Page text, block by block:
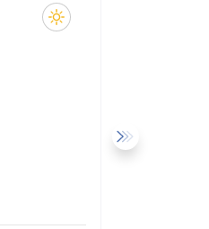
245/45